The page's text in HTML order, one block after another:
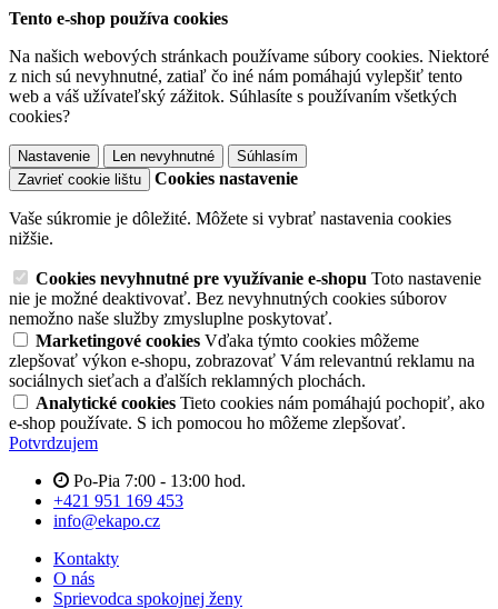
Tento e-shop používa cookies
Na našich webových stránkach používame súbory cookies. Niektoré
z nich sú nevyhnutné, zatiaľ čo iné nám pomáhajú vylepšiť tento
web a váš užívateľský zážitok. Súhlasíte s používaním všetkých
cookies?
Nastavenie Len nevyhnutné
Súhlasím
Zavrieť cookie lištu
Cookies nastavenie
Vaše súkromie je dôležité. Môžete si vybrať nastavenia cookies
nižšie.
Cookies nevyhnutné pre využívanie e-shopu Toto nastavenie
nie je možné deaktivovať. Bez nevyhnutných cookies súborov
nemožno naše služby zmysluplne poskytovať.
Marketingové cookies Vďaka týmto cookies môžeme
zlepšovať výkon e-shopu, zobrazovať Vám relevantnú reklamu na
sociálnych sieťach a ďalších reklamných plochách.
Analytické cookies Tieto cookies nám pomáhajú pochopiť, ako
e-shop používate. S ich pomocou ho môžeme zlepšovať.
Potvrdzujem
Po-Pia 7:00 - 13:00 hod.
+421 951 169 453
info@ekapo.cz
Kontakty
O nás
Sprievodca spokojnej ženy